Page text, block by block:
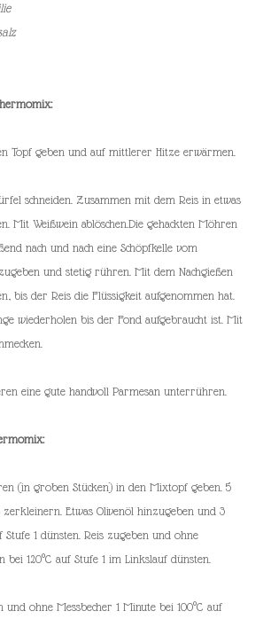
Topf geben und auf mittlerer Hitze erwärmen.
schneiden. Zusammen mit dem Reis in etwas
Mit Weißwein ablöschen.Die gehackten Möhren
nach und nach eine Schöpfkelle vom
und stetig rühren. Mit dem Nachgießen
bis der Reis die Flüssigkeit aufgenommen hat.
wiederholen bis der Fond aufgebraucht ist. Mit
eine gute handvoll Parmesan unterrühren.
(in groben Stücken) in den Mixtopf geben. 5
zerkleinern. Etwas Olivenöl hinzugeben und 3
Stufe 1 dünsten. Reis zugeben und ohne
bei 120°C auf Stufe 1 im Linkslauf dünsten.
und ohne Messbecher 1 Minute bei 100°C auf